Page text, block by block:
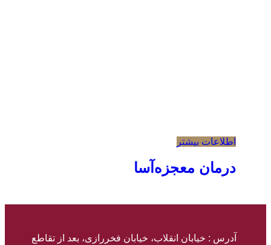
اطلاعات بیشتر
درمان معجزه‌آسا
آدرس : خیابان انقلاب، خیابان فخررازی، بعد از تقاطع